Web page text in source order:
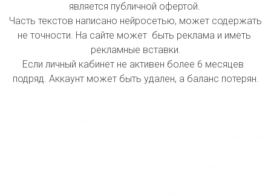
является публичной офертой.
Часть текстов написано нейросетью, может содержать
не точности. На сайте может  быть реклама и иметь
рекламные вставки.
Если личный кабинет не активен более 6 месяцев
подряд. Аккаунт может быть удален, а баланс потерян.